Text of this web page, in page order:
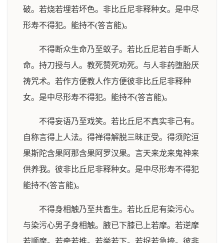
破。若烧若埋若坏色。非比丘尼非释种女。是中尽
形寿不得犯。能持不(答言能)。
不得断众生命乃至蚁子。若比丘尼若自手断人
命。持刀授与人。教死赞死劝死。与人非药堕胎厌
祷咒术。若作方便教人作方便彼非比丘尼非释种
女。是中尽形寿不得犯。能持不(答言能)。
不得妄语乃至戏笑。若比丘尼不真实非己有。
自称言得上人法。得禅得解脱三昧正受。得须陀洹
果斯陀含果阿那含果阿罗汉果。言天来龙来鬼神来
供养我。彼非比丘尼非释种女。是中尽形寿不得犯
能持不(答言能)。
不得身相触乃至共畜生。若比丘尼有染污心。
与染污心男子身相触。腋已下膝已上若摩。若逆摩
若顺摩。若牵若推。若举若下。若捉若急捺。彼非